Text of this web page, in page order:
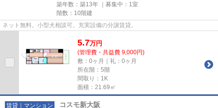
築年数：築13年 ｜募集中： 1室
階数：10階建
ネット無料。小型犬相談可。充実設備の分譲賃貸。
5.7万円
(管理費・共益費 9,000円)
敷：0ヶ月｜礼：0ヶ月
所在階：5階
間取り：1K
面積：21.69㎡
賃貸｜マンション コスモ新大阪